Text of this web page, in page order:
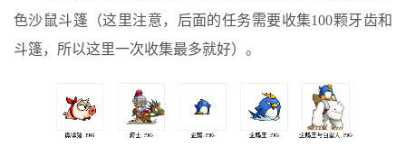
色沙鼠斗篷（这里注意，后面的任务需要收集100颗牙齿和
斗篷，所以这里一次收集最多就好）。